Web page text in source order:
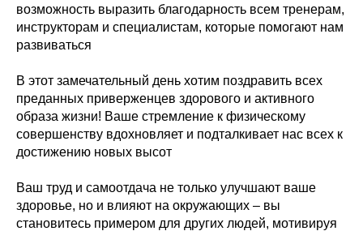
возможность выразить благодарность всем тренерам,
инструкторам и специалистам, которые помогают нам
развиваться
В этот замечательный день хотим поздравить всех
преданных приверженцев здорового и активного
образа жизни! Ваше стремление к физическому
совершенству вдохновляет и подталкивает нас всех к
достижению новых высот
Ваш труд и самоотдача не только улучшают ваше
здоровье, но и влияют на окружающих – вы
становитесь примером для других людей, мотивируя